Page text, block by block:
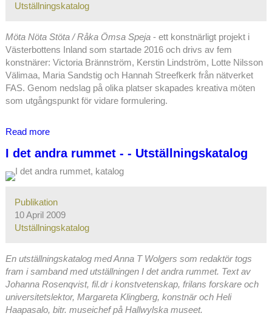
Utställningskatalog
Möta Nöta Stöta / Råka Ömsa Speja - ett konstnärligt projekt i
Västerbottens Inland som startade 2016 och drivs av fem
konstnärer: Victoria Brännström, Kerstin Lindström, Lotte Nilsson
Välimaa, Maria Sandstig och Hannah Streefkerk från nätverket
FAS. Genom nedslag på olika platser skapades kreativa möten
som utgångspunkt för vidare formulering.
Read more
vagnen
-
-
Utställningskatalog
I det andra rummet - - Utställningskatalog
Publikation
10 April 2009
Utställningskatalog
En utställningskatalog med Anna T Wolgers som redaktör togs
fram i samband med utställningen I det andra rummet. Text av
Johanna Rosenqvist, fil.dr i konstvetenskap, frilans forskare och
universitetslektor, Margareta Klingberg, konstnär och Heli
Haapasalo, bitr. museichef på Hallwylska museet.